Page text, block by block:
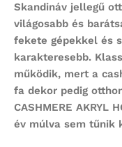
Skandináv jellegű
világosabb és
fekete gépekkel és
karakteresebb.
működik, mert a
fa dekor pedig
CASHMERE AKRYL
év múlva sem tűnik